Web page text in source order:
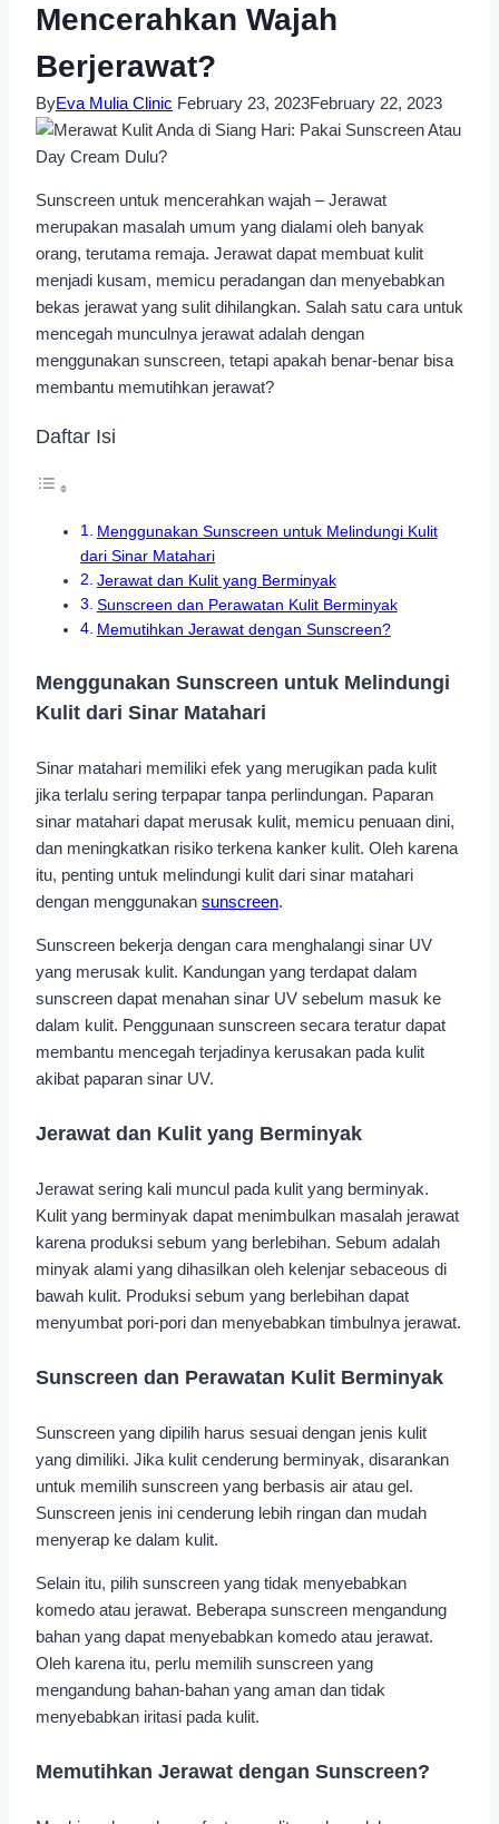
Mencerahkan Wajah
Berjerawat?
ByEva Mulia Clinic February 23, 2023February 22, 2023
Sunscreen untuk mencerahkan wajah – Jerawat
merupakan masalah umum yang dialami oleh banyak
orang, terutama remaja. Jerawat dapat membuat kulit
menjadi kusam, memicu peradangan dan menyebabkan
bekas jerawat yang sulit dihilangkan. Salah satu cara untuk
mencegah munculnya jerawat adalah dengan
menggunakan sunscreen, tetapi apakah benar-benar bisa
membantu memutihkan jerawat?
Daftar Isi
Menggunakan Sunscreen untuk Melindungi Kulit
dari Sinar Matahari
Jerawat dan Kulit yang Berminyak
Sunscreen dan Perawatan Kulit Berminyak
Memutihkan Jerawat dengan Sunscreen?
Menggunakan Sunscreen untuk Melindungi
Kulit dari Sinar Matahari
Sinar matahari memiliki efek yang merugikan pada kulit
jika terlalu sering terpapar tanpa perlindungan. Paparan
sinar matahari dapat merusak kulit, memicu penuaan dini,
dan meningkatkan risiko terkena kanker kulit. Oleh karena
itu, penting untuk melindungi kulit dari sinar matahari
dengan menggunakan sunscreen.
Sunscreen bekerja dengan cara menghalangi sinar UV
yang merusak kulit. Kandungan yang terdapat dalam
sunscreen dapat menahan sinar UV sebelum masuk ke
dalam kulit. Penggunaan sunscreen secara teratur dapat
membantu mencegah terjadinya kerusakan pada kulit
akibat paparan sinar UV.
Jerawat dan Kulit yang Berminyak
Jerawat sering kali muncul pada kulit yang berminyak.
Kulit yang berminyak dapat menimbulkan masalah jerawat
karena produksi sebum yang berlebihan. Sebum adalah
minyak alami yang dihasilkan oleh kelenjar sebaceous di
bawah kulit. Produksi sebum yang berlebihan dapat
menyumbat pori-pori dan menyebabkan timbulnya jerawat.
Sunscreen dan Perawatan Kulit Berminyak
Sunscreen yang dipilih harus sesuai dengan jenis kulit
yang dimiliki. Jika kulit cenderung berminyak, disarankan
untuk memilih sunscreen yang berbasis air atau gel.
Sunscreen jenis ini cenderung lebih ringan dan mudah
menyerap ke dalam kulit.
Selain itu, pilih sunscreen yang tidak menyebabkan
komedo atau jerawat. Beberapa sunscreen mengandung
bahan yang dapat menyebabkan komedo atau jerawat.
Oleh karena itu, perlu memilih sunscreen yang
mengandung bahan-bahan yang aman dan tidak
menyebabkan iritasi pada kulit.
Memutihkan Jerawat dengan Sunscreen?